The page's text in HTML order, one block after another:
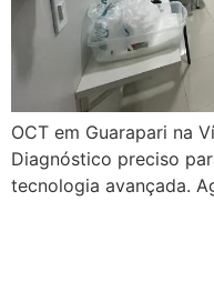
OCT em Guarapari na
Diagnóstico preciso
tecnologia avançada.